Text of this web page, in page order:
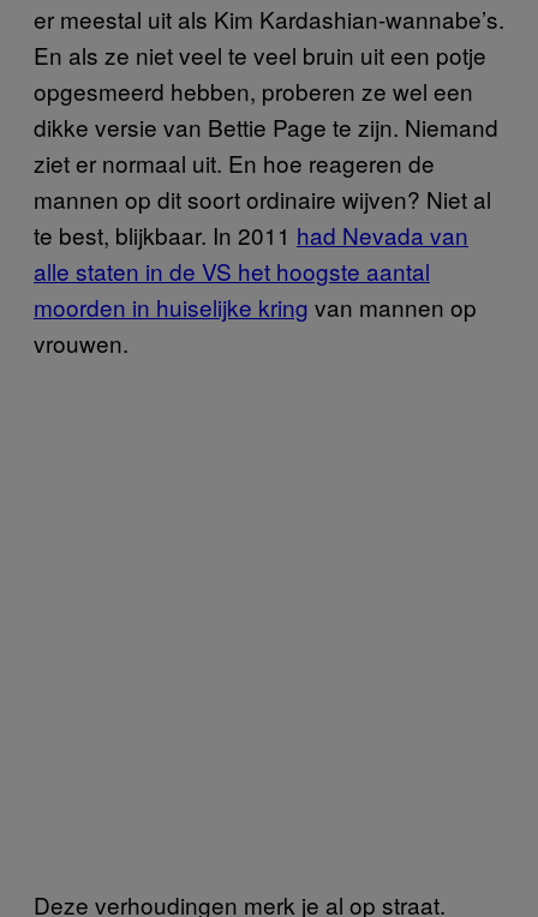
er meestal uit als Kim Kardashian-wannabe’s.
En als ze niet veel te veel bruin uit een potje
opgesmeerd hebben, proberen ze wel een
dikke versie van Bettie Page te zijn. Niemand
ziet er normaal uit. En hoe reageren de
mannen op dit soort ordinaire wijven? Niet al
te best, blijkbaar. In 2011 had Nevada van
alle staten in de VS het hoogste aantal
moorden in huiselijke kring van mannen op
vrouwen.
Deze verhoudingen merk je al op straat.